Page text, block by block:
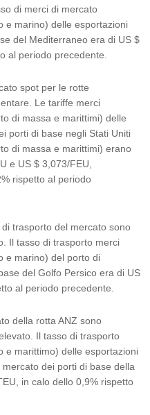
di merci di mercato
e marino) delle esportazioni
del Mediterraneo era di US $
al periodo precedente.
spot per le rotte
Le tariffe merci
di massa e marittimi) delle
porti di base negli Stati Uniti
di massa e marittimi) erano
e US $ 3,073/FEU,
rispetto al periodo
trasporto del mercato sono
Il tasso di trasporto merci
e marino) del porto di
del Golfo Persico era di US
al periodo precedente.
della rotta ANZ sono
Il tasso di trasporto
e marittimo) delle esportazioni
dei porti di base della
in calo dello 0,9% rispetto